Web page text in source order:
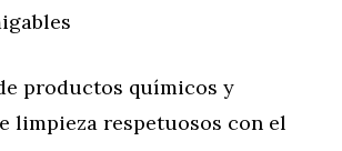
productos químicos y
limpieza respetuosos con el